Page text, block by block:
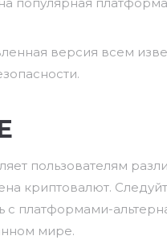
версия всем
пользователям
криптовалют.
с платформами-
мире.